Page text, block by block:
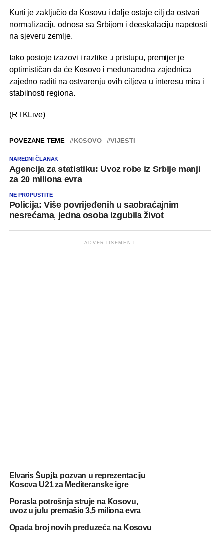
Kurti je zaključio da Kosovu i dalje ostaje cilj da ostvari
normalizaciju odnosa sa Srbijom i deeskalaciju napetosti
na sjeveru zemlje.
Iako postoje izazovi i razlike u pristupu, premijer je
optimističan da će Kosovo i međunarodna zajednica
zajedno raditi na ostvarenju ovih ciljeva u interesu mira i
stabilnosti regiona.
(RTKLive)
POVEZANE TEME KOSOVO VIJESTI
NAREDNI ČLANAK
Agencija za statistiku: Uvoz robe iz Srbije manji
za 20 miliona evra
NE PROPUSTITE
Policija: Više povrijeđenih u saobraćajnim
nesrećama, jedna osoba izgubila život
ADVERTISEMENT
Elvaris Šupjla pozvan u reprezentaciju
Kosova U21 za Mediteranske igre
Porasla potrošnja struje na Kosovu,
uvoz u julu premašio 3,5 miliona evra
Opada broj novih preduzeća na Kosovu